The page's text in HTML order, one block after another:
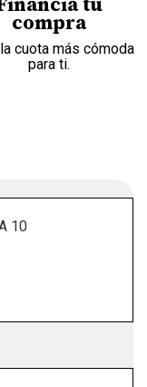
compra
cuota más cómoda
para ti.
10